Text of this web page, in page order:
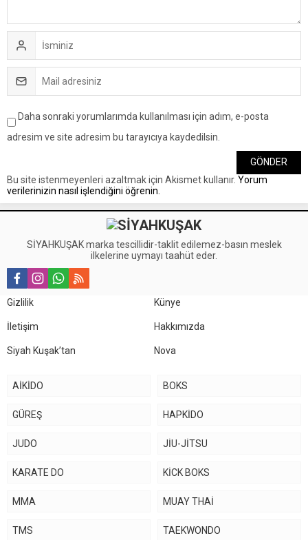
Daha sonraki yorumlarımda kullanılması için adım, e-posta
adresim ve site adresim bu tarayıcıya kaydedilsin.
Bu site istenmeyenleri azaltmak için Akismet kullanır. Yorum
verilerinizin nasıl işlendiğini öğrenin.
SİYAHKUŞAK marka tescillidir-taklit edilemez-basın meslek
ilkelerine uymayı taahüt eder.
Gizlilik Künye
İletişim Hakkımızda
Siyah Kuşak’tan Nova
AİKİDO BOKS
GÜREŞ HAPKİDO
JUDO JİU-JİTSU
KARATE DO KİCK BOKS
MMA MUAY THAİ
TMS TAEKWONDO